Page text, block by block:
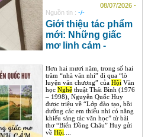
08/07/2026 -
Nguồn tin : -/-
Giới thiệu tác phẩm
mới: Những giấc
mơ linh cảm -
Hơn hai mươi năm, trong số hai
trăm “nhà văn nhí” đi qua “lò
luyện văn chương” của HộiVăn
học Nghệthuật Thái Bình (1976
– 1998), Nguyễn Quốc Huy
được triệu về “Lớp đào tạo, bồi
dưỡng các em thiếu nhi có năng
khiếu sáng tác văn học” từ bài
thơ “Biển Đồng Châu” Huy gửi
về Hội....